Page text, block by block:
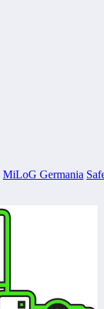
MiLoG Germania